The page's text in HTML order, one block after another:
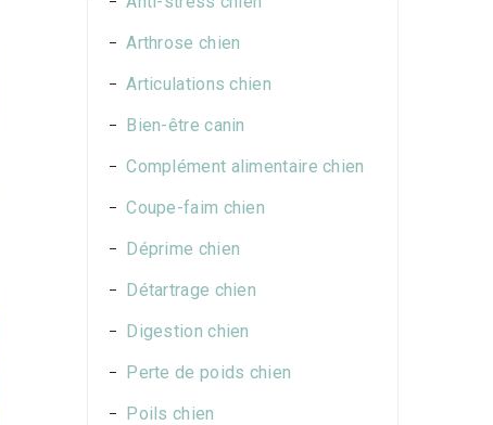
Arthrose chien
Articulations chien
Bien-être canin
Complément alimentaire chien
Coupe-faim chien
Déprime chien
Détartrage chien
Digestion chien
Perte de poids chien
Poils chien